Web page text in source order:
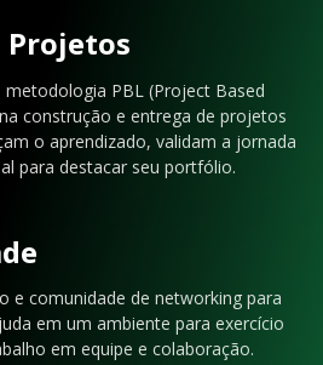
Projetos
metodologia PBL (Project Based
construção e entrega de projetos
o aprendizado, validam a jornada
para destacar seu portfólio.
e comunidade de networking para
em um ambiente para exercício
em equipe e colaboração.